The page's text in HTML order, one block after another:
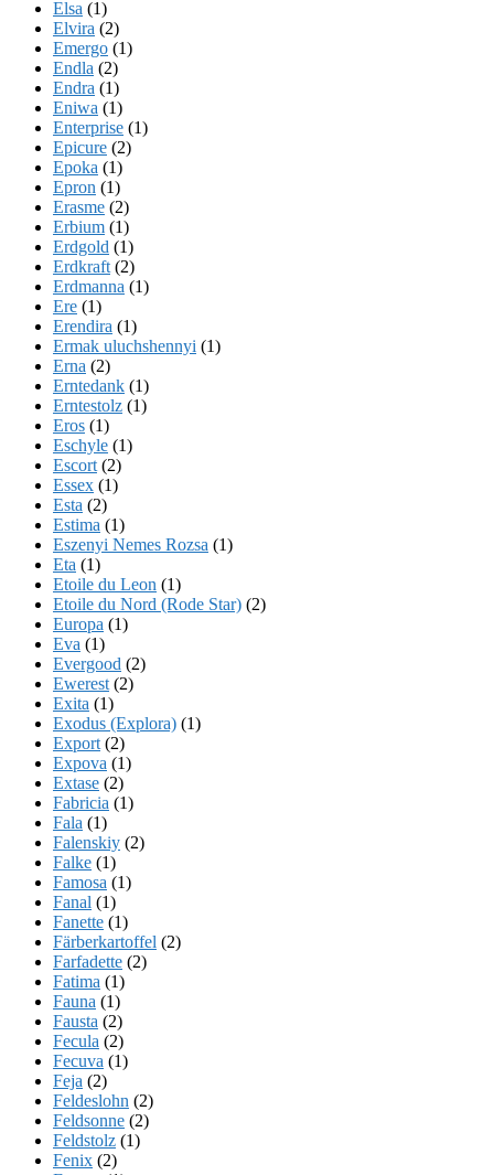
Elsa (1)
Elvira (2)
Emergo (1)
Endla (2)
Endra (1)
Eniwa (1)
Enterprise (1)
Epicure (2)
Epoka (1)
Epron (1)
Erasme (2)
Erbium (1)
Erdgold (1)
Erdkraft (2)
Erdmanna (1)
Ere (1)
Erendira (1)
Ermak uluchshennyi (1)
Erna (2)
Erntedank (1)
Erntestolz (1)
Eros (1)
Eschyle (1)
Escort (2)
Essex (1)
Esta (2)
Estima (1)
Eszenyi Nemes Rozsa (1)
Eta (1)
Etoile du Leon (1)
Etoile du Nord (Rode Star) (2)
Europa (1)
Eva (1)
Evergood (2)
Ewerest (2)
Exita (1)
Exodus (Explora) (1)
Export (2)
Expova (1)
Extase (2)
Fabricia (1)
Fala (1)
Falenskiy (2)
Falke (1)
Famosa (1)
Fanal (1)
Fanette (1)
Färberkartoffel (2)
Farfadette (2)
Fatima (1)
Fauna (1)
Fausta (2)
Fecula (2)
Fecuva (1)
Feja (2)
Feldeslohn (2)
Feldsonne (2)
Feldstolz (1)
Fenix (2)